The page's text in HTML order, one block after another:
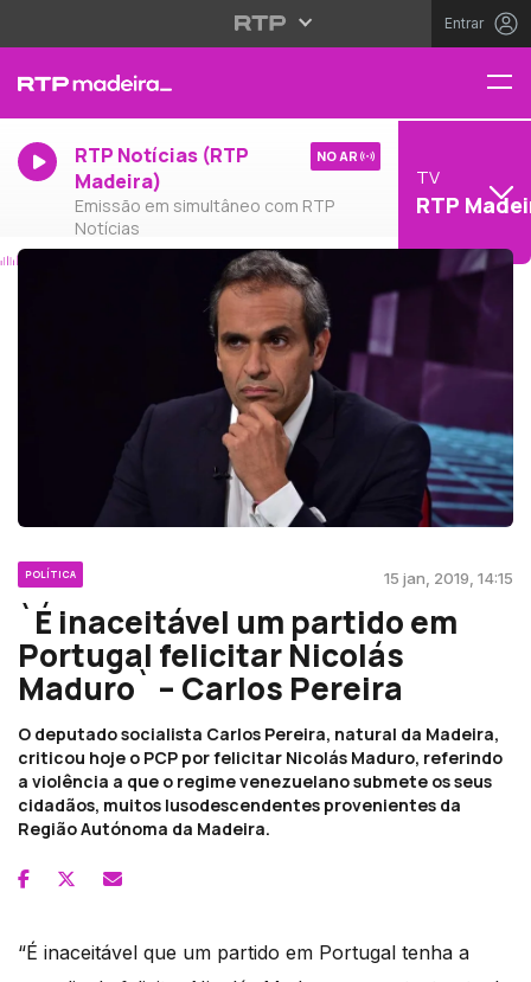
Entrar
RTP Notícias (RTP
Madeira)
Emissão em simultâneo com RTP
Notícias
NO AR
TV
RTP
POLÍTICA 15 jan, 2019, 14:15
`É inaceitável um partido em
Portugal felicitar Nicolás
Maduro` – Carlos Pereira
O deputado socialista Carlos Pereira, natural da Madeira,
criticou hoje o PCP por felicitar Nicolás Maduro, referindo
a violência a que o regime venezuelano submete os seus
cidadãos, muitos lusodescendentes provenientes da
Região Autónoma da Madeira.
“É inaceitável que um partido em Portugal tenha a